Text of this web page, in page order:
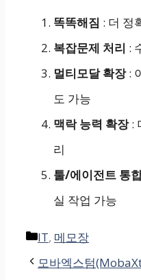
똑똑해짐 : 더 정
복잡문제 처리 :
멀티모달 확장:
도 가능
맥락 능력 확장:
리
툴/에이전트 통
실 작업 가능
Categories
IT, 메모장
모바엑스텀